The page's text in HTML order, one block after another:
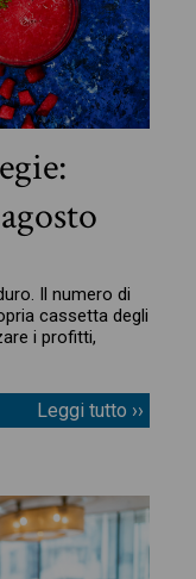
Il numero di
cassetta degli
i profitti,
Leggi tutto ››